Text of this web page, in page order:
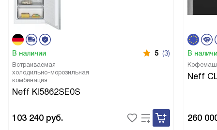
В наличии 5 (3)
Встраиваемая
холодильно-морозильная
комбинация
Neff KI5862SE0S
103 240 руб.
В
Neff
260